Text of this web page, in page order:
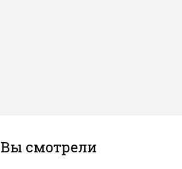
Вы смотрели